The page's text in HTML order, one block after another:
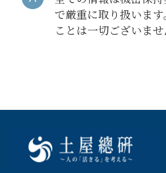
で厳重に取り扱いま
ことは一切ございませ